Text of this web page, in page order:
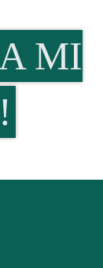
MI